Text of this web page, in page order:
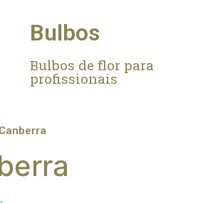
Bulbos
Bulbos de flor para
profissionais